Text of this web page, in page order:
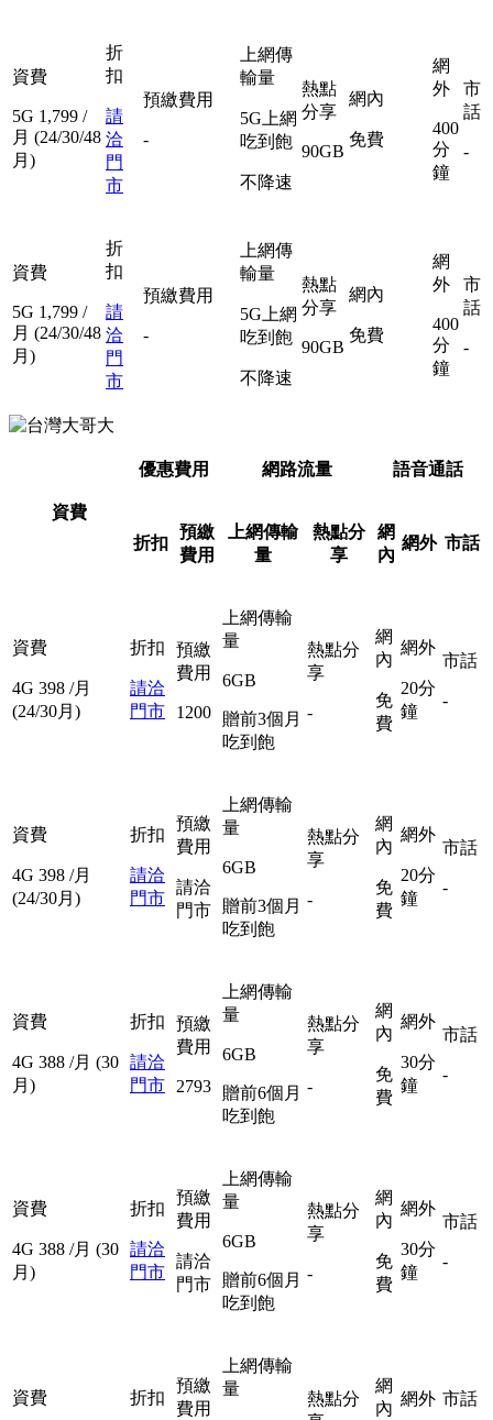
資費
5G 1,799 /
月 (24/30/48
月)
折
扣
請
洽
門
市
預繳費用
-
上網傳
輸量
5G上網
吃到飽
不降速
熱點
分享
90GB
網內
免費
網
外
400
分
鐘
市
話
-
資費
5G 1,799 /
月 (24/30/48
月)
折
扣
請
洽
門
市
預繳費用
-
上網傳
輸量
5G上網
吃到飽
不降速
熱點
分享
90GB
網內
免費
網
外
400
分
鐘
市
話
-
資費
優惠費用 網路流量 語音通話
折扣
預繳
費用
上網傳輸
量
熱點分
享
網
內
網外 市話
資費
4G 398 /月
(24/30月)
折扣
請洽
門市
預繳
費用
1200
上網傳輸
量
6GB
贈前3個月
吃到飽
熱點分
享
-
網
內
免
費
網外
20分
鐘
市話
-
資費
4G 398 /月
(24/30月)
折扣
請洽
門市
預繳
費用
請洽
門市
上網傳輸
量
6GB
贈前3個月
吃到飽
熱點分
享
-
網
內
免
費
網外
20分
鐘
市話
-
資費
4G 388 /月 (30
月)
折扣
請洽
門市
預繳
費用
2793
上網傳輸
量
6GB
贈前6個月
吃到飽
熱點分
享
-
網
內
免
費
網外
30分
鐘
市話
-
資費
4G 388 /月 (30
月)
折扣
請洽
門市
預繳
費用
請洽
門市
上網傳輸
量
6GB
贈前6個月
吃到飽
熱點分
享
-
網
內
免
費
網外
30分
鐘
市話
-
資費 折扣
預繳
費用
上網傳輸
量
熱點分
網
內
網外 市話